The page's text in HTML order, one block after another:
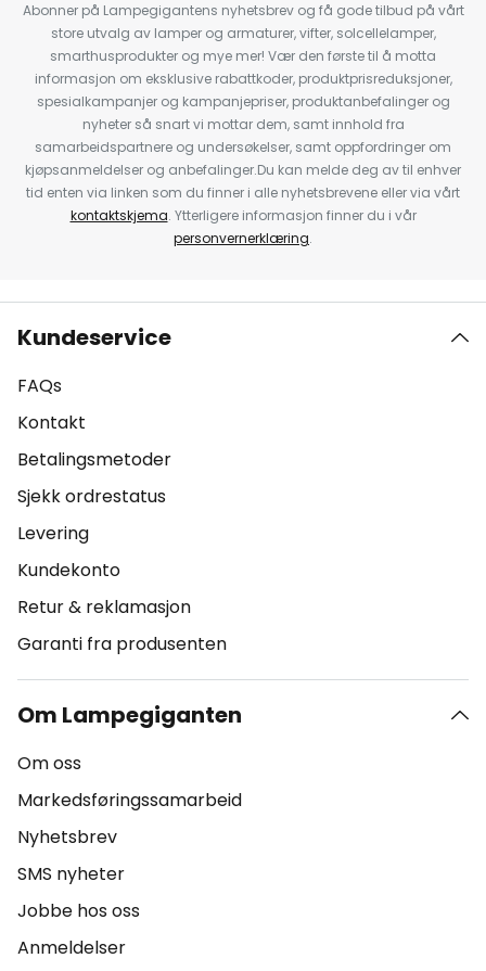
Abonner på Lampegigantens nyhetsbrev og få gode tilbud på vårt
store utvalg av lamper og armaturer, vifter, solcellelamper,
smarthusprodukter og mye mer! Vær den første til å motta
informasjon om eksklusive rabattkoder, produktprisreduksjoner,
spesialkampanjer og kampanjepriser, produktanbefalinger og
nyheter så snart vi mottar dem, samt innhold fra
samarbeidspartnere og undersøkelser, samt oppfordringer om
kjøpsanmeldelser og anbefalinger.Du kan melde deg av til enhver
tid enten via linken som du finner i alle nyhetsbrevene eller via vårt
kontaktskjema. Ytterligere informasjon finner du i vår
personvernerklæring.
Kundeservice
FAQs
Kontakt
Betalingsmetoder
Sjekk ordrestatus
Levering
Kundekonto
Retur & reklamasjon
Garanti fra produsenten
Om Lampegiganten
Om oss
Markedsføringssamarbeid
Nyhetsbrev
SMS nyheter
Jobbe hos oss
Anmeldelser